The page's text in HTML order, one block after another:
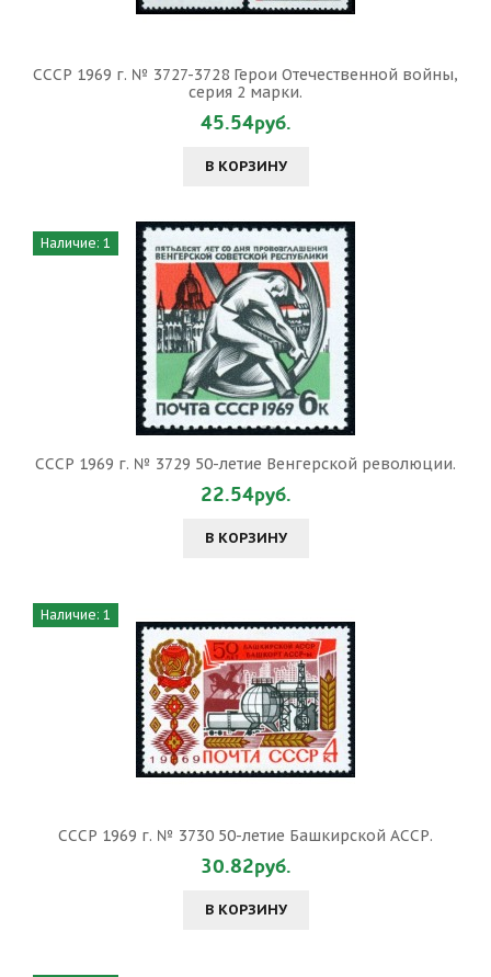
СССР 1969 г. № 3727-3728 Герои Отечественной войны,
серия 2 марки.
45.54руб.
В КОРЗИНУ
Наличие: 1
СССР 1969 г. № 3729 50-летие Венгерской революции.
22.54руб.
В КОРЗИНУ
Наличие: 1
СССР 1969 г. № 3730 50-летие Башкирской АССР.
30.82руб.
В КОРЗИНУ